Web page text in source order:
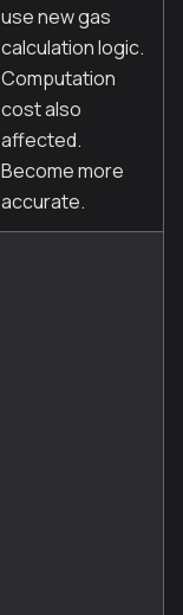
use new gas
calculation logic.
Computation
cost also
affected.
Become more
accurate.